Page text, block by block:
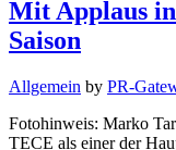
Mit Applaus
Saison
Allgemein by PR-
Fotohinweis: Marko
TECE als einer der